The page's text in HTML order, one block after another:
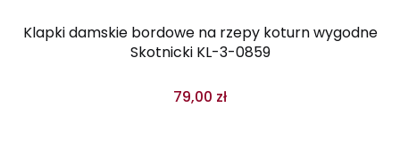
Klapki damskie bordowe na rzepy koturn wygodne
Skotnicki KL-3-0859
79,00 zł